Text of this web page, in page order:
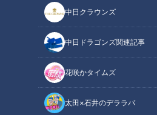
中日クラウンズ
中日ドラゴンズ関連記事
花咲かタイムズ
太田×石井のデララバ